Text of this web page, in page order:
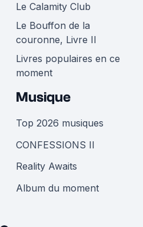
Le Calamity Club
Le Bouffon de la
couronne, Livre II
Livres populaires en ce
moment
Musique
Top 2026 musiques
CONFESSIONS II
Reality Awaits
Album du moment